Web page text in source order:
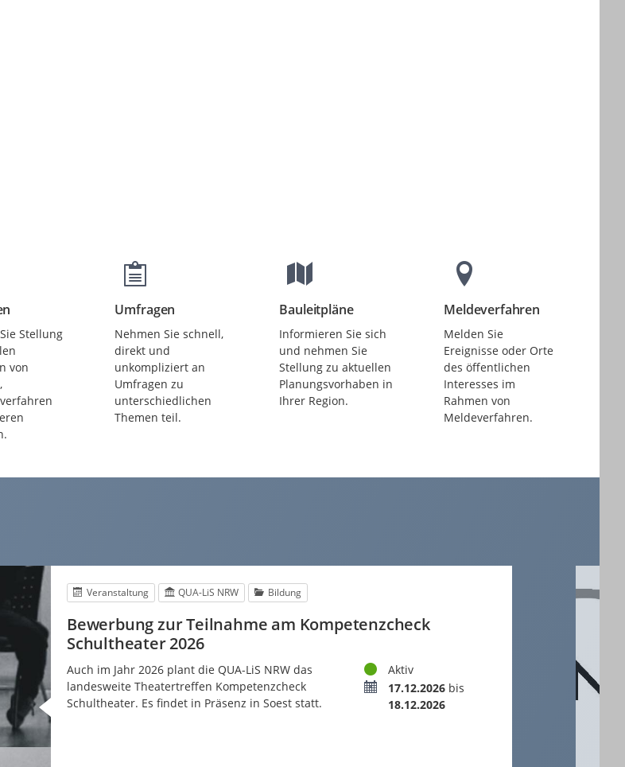
Stellung
von
Umfragen
Beteiligungen
Nehmen Sie schnell,
direkt und
unkompliziert an
Umfragen zu
unterschiedlichen
Themen teil.
Bauleitpläne
Beteiligungen
Informieren Sie sich
und nehmen Sie
Stellung zu aktuellen
Planungsvorhaben in
Ihrer Region.
Meldeverfahren
Beteiligungen
Melden Sie
Ereignisse oder Orte
des öffentlichen
Interesses im
Rahmen von
Meldeverfahren.
Veranstaltung QUA-LiS NRW Bildung
Bewerbung zur Teilnahme am Kompetenzcheck
Schultheater 2026
Auch im Jahr 2026 plant die QUA-LiS NRW das
landesweite Theatertreffen Kompetenzcheck
Schultheater. Es findet in Präsenz in Soest statt.
StatusAktiv
Termin17.12.2026 bis
18.12.2026